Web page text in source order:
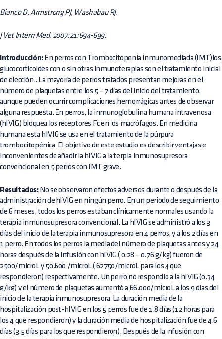
Bianco D, Armstrong PJ, Washabau RJ.
J Vet Intern Med. 2007;21:694-699.
Introducción:En perros con Trombocitopenia inmunomediada (IMT)los
glucocorticoides con o sin otras inmunoterapias son el tratamiento inicial
de elección.. La mayoría de perros tratados presentan mejoras en el
número de plaquetas entre los 5 – 7 días del inicio del tratamiento,
aunque pueden ocurrir complicaciones hemorrágicas antes de observar
alguna respuesta. En perros, la inmunoglobulina humana intravenosa
(hIVIG) bloquea los receptores Fc en los macrófagos. En medicina
humana esta hIVIG se usa en el tratamiento de la púrpura
trombocitopénica. El objetivo de este estudio es describir ventajas e
inconvenientes de añadir la hIVIG a la terpia inmunosupresora
convencional en 5 perros con IMT grave.
Resultados:No se observaron efectos adversos durante o después de la
administración de hIVIG en ningún perro. En un periodo de seguimiento
de 6 meses, todos los perros estaban clínicamente normales usando la
terapia inmunosupresora convencional. La hIVIG se administró a los 3
días del inicio de la terapia inmunosupresora en 4 perros, y a los 2 días en
1 perro. En todos los perros la media del número de plaquetas antes y 24
horas después de la infusión con hIVIG ( 0.28 – 0.76 g/kg) fueron de
2500/microL y 50.600 /microL ( 62750/microL para los 4 que
respondieron) respectivamente. Un perro no respondió a la hIVIG (0.34
g/kg) y el número de plaquetas aumentó a 66.000/microL a los 9 días del
inicio de la terapia inmunosupresora. La duración media de la
hospitalización post-hIVIG en los 5 perros fue de 1.8 días (12 horas para
los 4 que respondieron) y la duración media de hospitalización fue de 4.6
días (3.5 días para los que respondieron). Después de la infusión con